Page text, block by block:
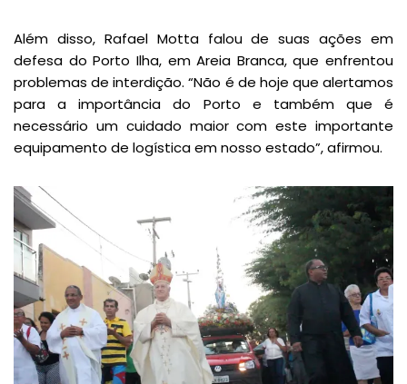
Além disso, Rafael Motta falou de suas ações em
defesa do Porto Ilha, em Areia Branca, que enfrentou
problemas de interdição. “Não é de hoje que alertamos
para a importância do Porto e também que é
necessário um cuidado maior com este importante
equipamento de logística em nosso estado”, afirmou.